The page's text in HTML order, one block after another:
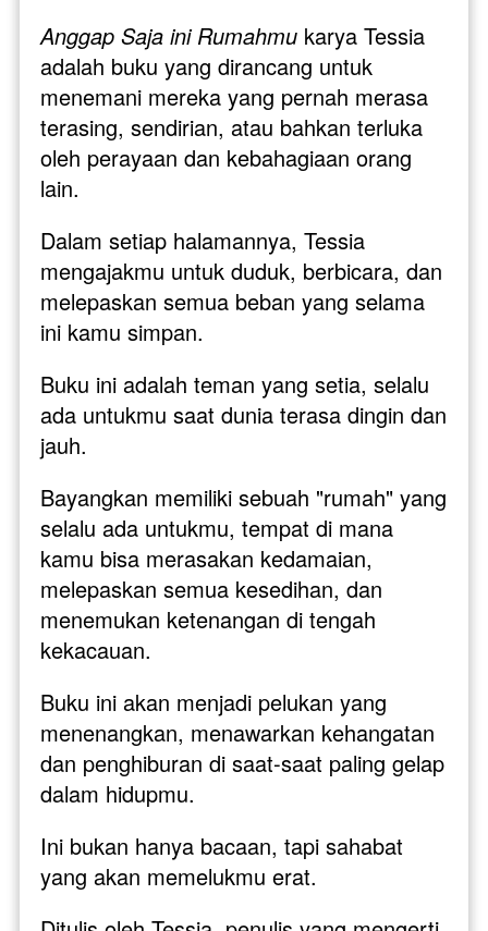
Anggap Saja ini Rumahmu karya Tessia
adalah buku yang dirancang untuk
menemani mereka yang pernah merasa
terasing, sendirian, atau bahkan terluka
oleh perayaan dan kebahagiaan orang
lain.
Dalam setiap halamannya, Tessia
mengajakmu untuk duduk, berbicara, dan
melepaskan semua beban yang selama
ini kamu simpan.
Buku ini adalah teman yang setia, selalu
ada untukmu saat dunia terasa dingin dan
jauh.
Bayangkan memiliki sebuah "rumah" yang
selalu ada untukmu, tempat di mana
kamu bisa merasakan kedamaian,
melepaskan semua kesedihan, dan
menemukan ketenangan di tengah
kekacauan.
Buku ini akan menjadi pelukan yang
menenangkan, menawarkan kehangatan
dan penghiburan di saat-saat paling gelap
dalam hidupmu.
Ini bukan hanya bacaan, tapi sahabat
yang akan memelukmu erat.